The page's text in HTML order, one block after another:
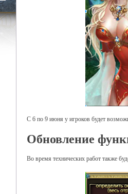
С 6 по 9 июня у игроков будет
Обновление
Во время технических работ также